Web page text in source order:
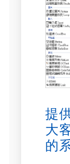
提
大
的